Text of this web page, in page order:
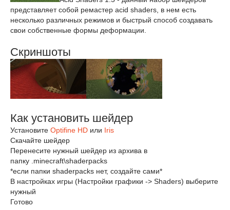
представляет собой ремастер acid shaders, в нем есть
несколько различных режимов и быстрый способ создавать
свои собственные формы деформации.
Скриншоты
Как установить шейдер
Установите Optifine HD или Iris
Скачайте шейдер
Перенесите нужный шейдер из архива в
папку .minecraft\shaderpacks
*если папки shaderpacks нет, создайте сами*
В настройках игры (Настройки графики -> Shaders) выберите
нужный
Готово